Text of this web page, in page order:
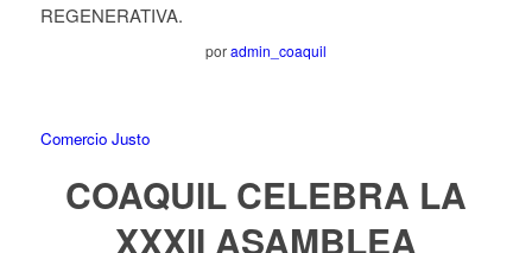
REGENERATIVA.
poradmin_coaquil
Comercio Justo
COAQUIL CELEBRA LA
XXXII ASAMBLEA